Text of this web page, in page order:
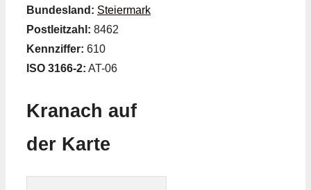
Bundesland: Steiermark
Postleitzahl: 8462
Kennziffer: 610
ISO 3166-2: AT-06
Kranach auf
der Karte